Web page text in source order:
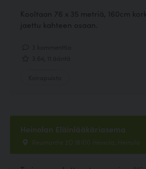
Kooltaan 76 x 35 metriä, 160cm
jaettu kahteen osaan.
Heinolan Eläinlääkäriasema
Reumantie 2D 18100 Heinola, Heinola